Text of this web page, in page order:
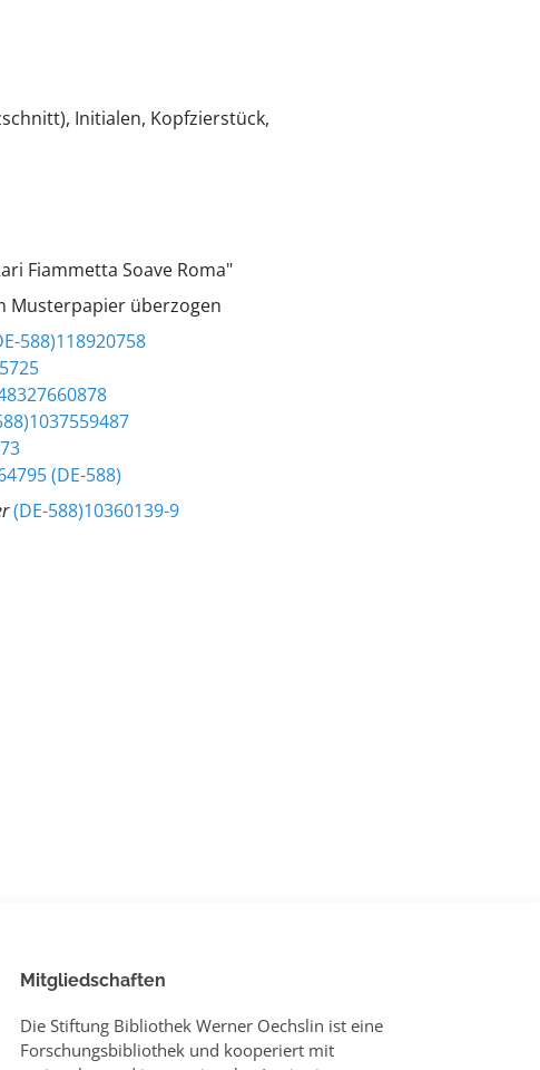
Initialen, Kopfzierstück,
Fiammetta Soave Roma"
Musterpapier überzogen
588)118920758
(DE-588)
(DE-588)10360139-9
Mitgliedschaften
Die Stiftung Bibliothek Werner Oechslin ist eine
Forschungsbibliothek und kooperiert mit